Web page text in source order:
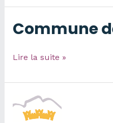
Mougins
Commune
Commune
Tourves
Lire la suite »